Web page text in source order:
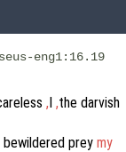
eng1:16.19
,I ,the darvish
bewildered prey my